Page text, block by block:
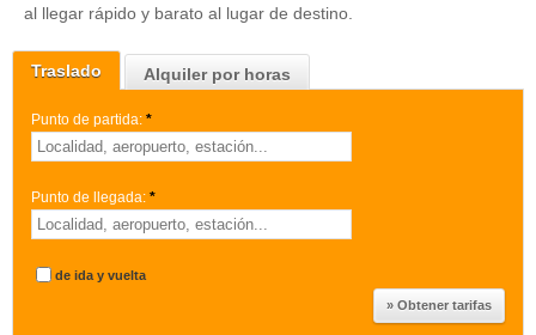
Traslado Alquiler por horas
Punto de partida: *
Punto de llegada: *
de ida y vuelta
al llegar rápido y barato al lugar de destino.